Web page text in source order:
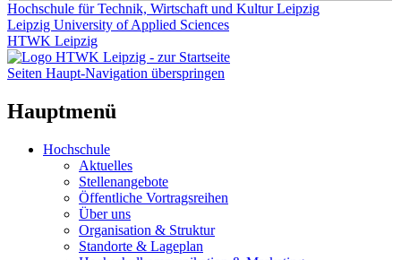
Hochschule für Technik, Wirtschaft und Kultur Leipzig
Leipzig University of Applied Sciences
HTWK Leipzig
Seiten Haupt-Navigation überspringen
Hauptmenü
Hochschule
Aktuelles
Stellenangebote
Öffentliche Vortragsreihen
Über uns
Organisation & Struktur
Standorte & Lageplan